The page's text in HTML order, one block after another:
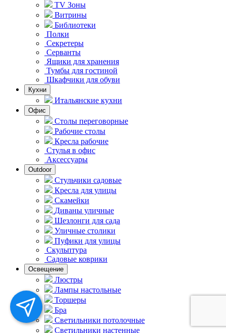
TV Зоны
Витрины
Библиотеки
Полки
Секретеры
Серванты
Ящики для хранения
Тумбы для гостиной
Шкафчики для обуви
Кухни
Итальянские кухни
Офис
Столы переговорные
Рабочие столы
Кресла рабочие
Стулья в офис
Аксессуары
Outdoor
Стульчики садовые
Кресла для улицы
Скамейки
Диваны уличные
Шезлонги для сада
Уличные столики
Пуфики для улицы
Скульптура
Садовые коврики
Освещение
Люстры
Лампы настольные
Торшеры
Бра
Светильники потолочные
Светильники настенные